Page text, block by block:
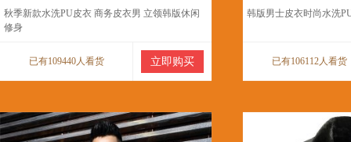
秋季新款水洗PU皮衣 商务皮衣男 立领韩版休闲
修身
已有109440人看货 立即购买
韩版男士皮衣时尚水洗
已有106112人看货